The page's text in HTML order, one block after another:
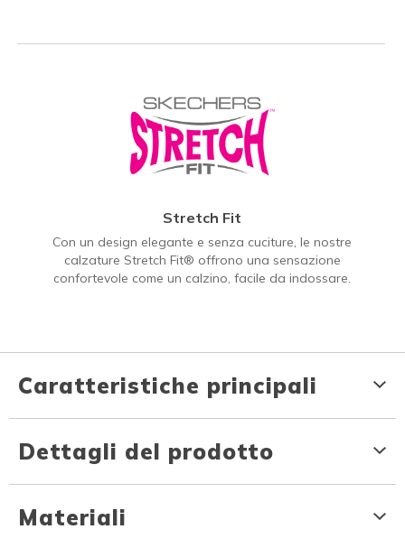
Stretch Fit
Con un design elegante e senza cuciture, le nostre
calzature Stretch Fit® offrono una sensazione
confortevole come un calzino, facile da indossare.
Caratteristiche principali
Dettagli del prodotto
Materiali